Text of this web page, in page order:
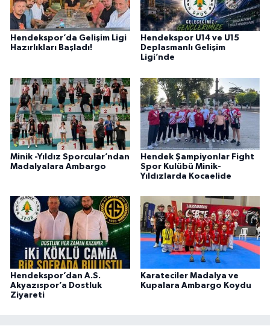
Hendekspor’da Gelişim Ligi
Hazırlıkları Başladı!
Hendekspor U14 ve U15
Deplasmanlı Gelişim
Ligi’nde
Minik -Yıldız Sporcular’ndan
Madalyalara Ambargo
Hendek Şampiyonlar Fight
Spor Kulübü Minik-
Yıldızlarda Kocaelide
Hendekspor’dan A.S.
Akyazıspor’a Dostluk
Ziyareti
Karateciler Madalya ve
Kupalara Ambargo Koydu